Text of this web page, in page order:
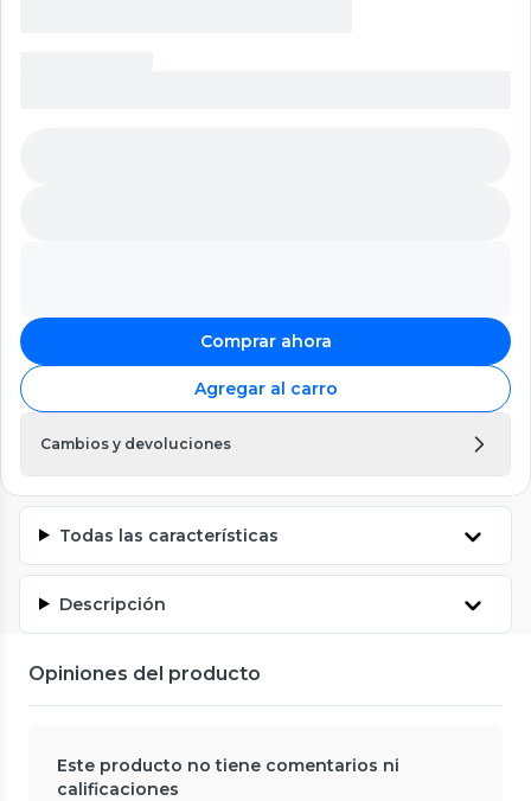
Comprar ahora
Agregar al carro
Cambios y devoluciones
Todas las características
Descripción
Opiniones del producto
Este producto no tiene comentarios ni
calificaciones